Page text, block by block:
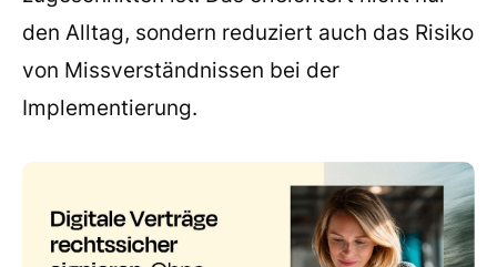
den Alltag, sondern reduziert auch das Risiko
von Missverständnissen bei der
Implementierung.